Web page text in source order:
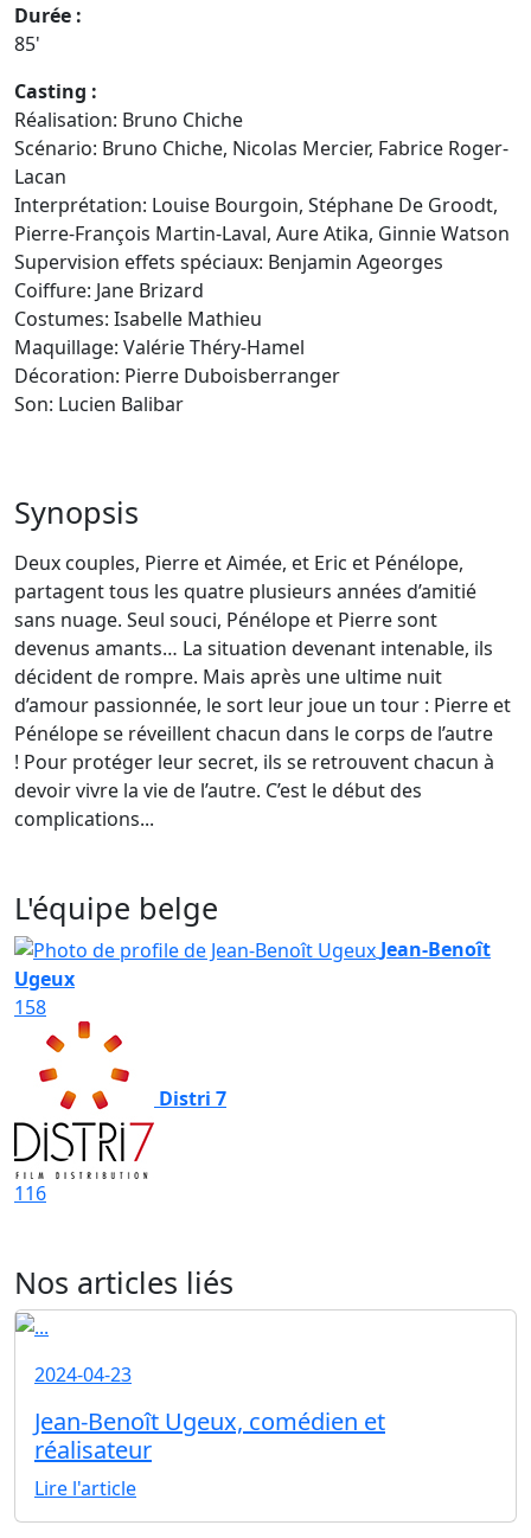
Durée :
85'
Casting :
Réalisation: Bruno Chiche
Scénario: Bruno Chiche, Nicolas Mercier, Fabrice Roger-
Lacan
Interprétation: Louise Bourgoin, Stéphane De Groodt,
Pierre-François Martin-Laval, Aure Atika, Ginnie Watson
Supervision effets spéciaux: Benjamin Ageorges
Coiffure: Jane Brizard
Costumes: Isabelle Mathieu
Maquillage: Valérie Théry-Hamel
Décoration: Pierre Duboisberranger
Son: Lucien Balibar
Synopsis
Deux couples, Pierre et Aimée, et Eric et Pénélope,
partagent tous les quatre plusieurs années d’amitié
sans nuage. Seul souci, Pénélope et Pierre sont
devenus amants… La situation devenant intenable, ils
décident de rompre. Mais après une ultime nuit
d’amour passionnée, le sort leur joue un tour : Pierre et
Pénélope se réveillent chacun dans le corps de l’autre
! Pour protéger leur secret, ils se retrouvent chacun à
devoir vivre la vie de l’autre. C’est le début des
complications...
L'équipe belge
Jean-Benoît
Ugeux
158
Distri 7
116
Nos articles liés
2024-04-23
Jean-Benoît Ugeux, comédien et
réalisateur
Lire l'article